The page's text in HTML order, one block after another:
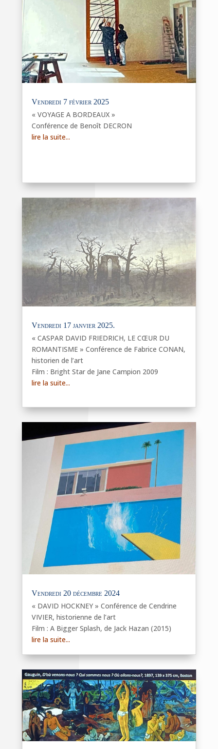
Vendredi 7 février 2025
« VOYAGE A BORDEAUX »
Conférence de Benoît DECRON
lire la suite...
Vendredi 17 janvier 2025.
« CASPAR DAVID FRIEDRICH, LE CŒUR DU
ROMANTISME » Conférence de Fabrice CONAN,
historien de l’art
Film : Bright Star de Jane Campion 2009
lire la suite...
Vendredi 20 décembre 2024
« DAVID HOCKNEY » Conférence de Cendrine
VIVIER, historienne de l’art
Film : A Bigger Splash, de Jack Hazan (2015)
lire la suite...